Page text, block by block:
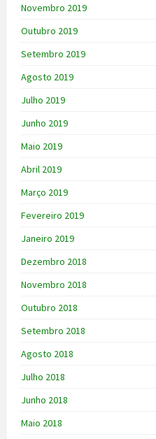
Novembro 2019
Outubro 2019
Setembro 2019
Agosto 2019
Julho 2019
Junho 2019
Maio 2019
Abril 2019
Março 2019
Fevereiro 2019
Janeiro 2019
Dezembro 2018
Novembro 2018
Outubro 2018
Setembro 2018
Agosto 2018
Julho 2018
Junho 2018
Maio 2018